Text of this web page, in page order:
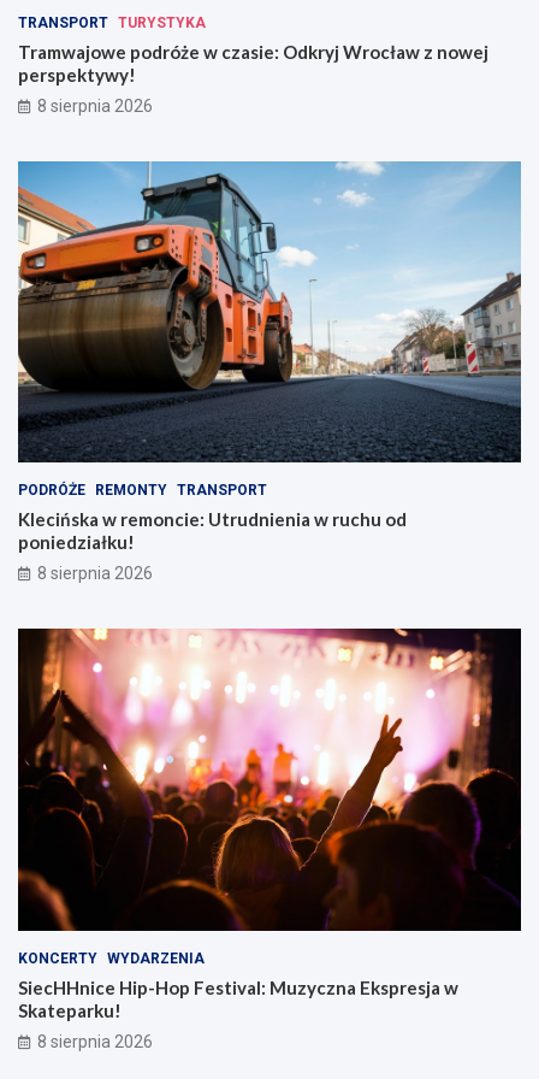
z
r
a
d
n
y
m
p
l
e
c
a
k
e
m
w
p
e
e
k
t
y
w
y
!
TRANSPORT TURYSTYKA
Tramwajowe podróże w czasie: Odkryj Wrocław z nowej
perspektywy!
8 sierpnia 2026
PODRÓŻE REMONTY TRANSPORT
Klecińska w remoncie: Utrudnienia w ruchu od
poniedziałku!
8 sierpnia 2026
KONCERTY WYDARZENIA
SiecHHnice Hip-Hop Festival: Muzyczna Ekspresja w
Skateparku!
8 sierpnia 2026